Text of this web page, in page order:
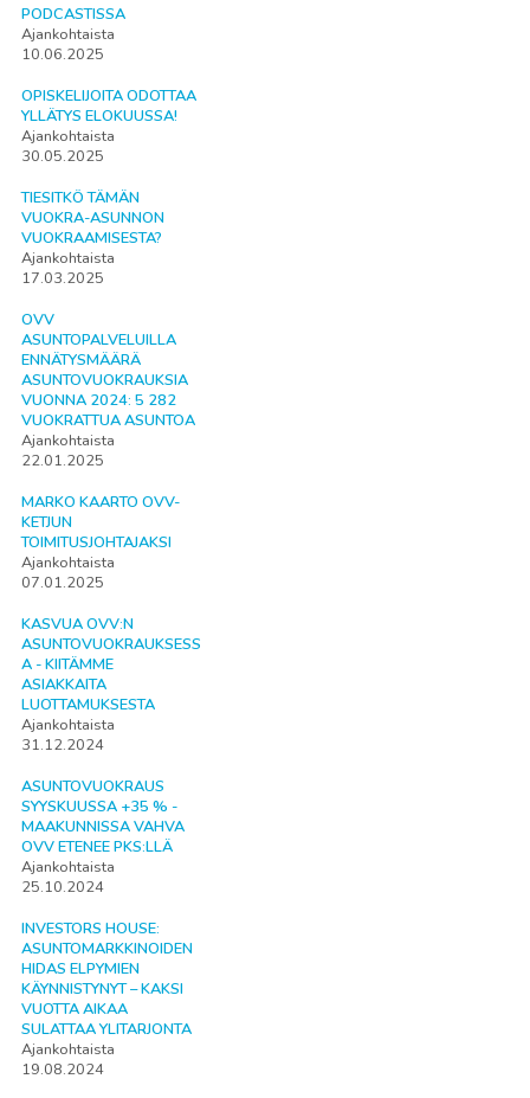
PODCASTISSA
Ajankohtaista
10.06.2025
OPISKELIJOITA ODOTTAA
YLLÄTYS ELOKUUSSA!
Ajankohtaista
30.05.2025
TIESITKÖ TÄMÄN
VUOKRA-ASUNNON
VUOKRAAMISESTA?
Ajankohtaista
17.03.2025
OVV
ASUNTOPALVELUILLA
ENNÄTYSMÄÄRÄ
ASUNTOVUOKRAUKSIA
VUONNA 2024: 5 282
VUOKRATTUA ASUNTOA
Ajankohtaista
22.01.2025
MARKO KAARTO OVV-
KETJUN
TOIMITUSJOHTAJAKSI
Ajankohtaista
07.01.2025
KASVUA OVV:N
ASUNTOVUOKRAUKSESS
A - KIITÄMME
ASIAKKAITA
LUOTTAMUKSESTA
Ajankohtaista
31.12.2024
ASUNTOVUOKRAUS
SYYSKUUSSA +35 % -
MAAKUNNISSA VAHVA
OVV ETENEE PKS:LLÄ
Ajankohtaista
25.10.2024
INVESTORS HOUSE:
ASUNTOMARKKINOIDEN
HIDAS ELPYMIEN
KÄYNNISTYNYT – KAKSI
VUOTTA AIKAA
SULATTAA YLITARJONTA
Ajankohtaista
19.08.2024